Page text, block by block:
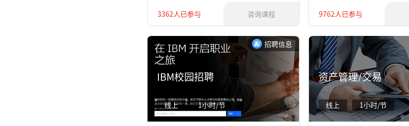
3362人已参与
咨询课程
9762人已参与
招聘信息
IBM校园招聘
线上 1小时/节
资产管理/交易
线上 1小时/节